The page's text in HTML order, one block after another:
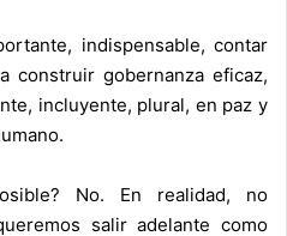
indispensable, contar
construir gobernanza eficaz,
incluyente, plural, en paz y
No. En realidad, no
salir adelante como